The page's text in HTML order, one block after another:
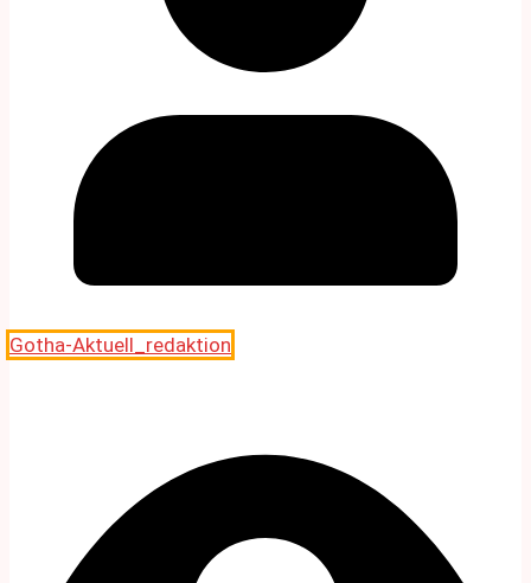
Gotha-Aktuell_redaktion